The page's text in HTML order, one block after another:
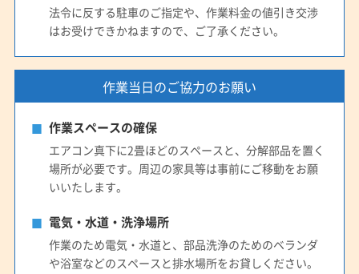
法令に反する駐車のご指定や、作業料金の値引き交渉
はお受けできかねますので、ご了承ください。
作業当日のご協力のお願い
作業スペースの確保
エアコン真下に2畳ほどのスペースと、分解部品を置く
場所が必要です。周辺の家具等は事前にご移動をお願
いいたします。
電気・水道・洗浄場所
作業のため電気・水道と、部品洗浄のためのベランダ
や浴室などのスペースと排水場所をお貸しください。